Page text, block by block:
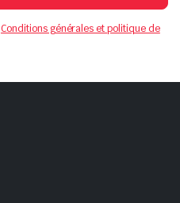
Conditions générales et politique de